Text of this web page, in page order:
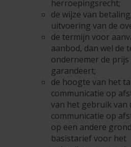
herroepingsrecht;
de wijze van
uitvoering van de
de termijn voor
aanbod, dan wel de
ondernemer de prijs
garandeert;
de hoogte van het
communicatie op
van het gebruik van
communicatie op
op een andere
basistarief voor het